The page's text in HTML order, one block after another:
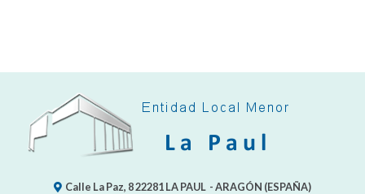
Calle La Paz, 822281LA PAUL - ARAGÓN (ESPAÑA)